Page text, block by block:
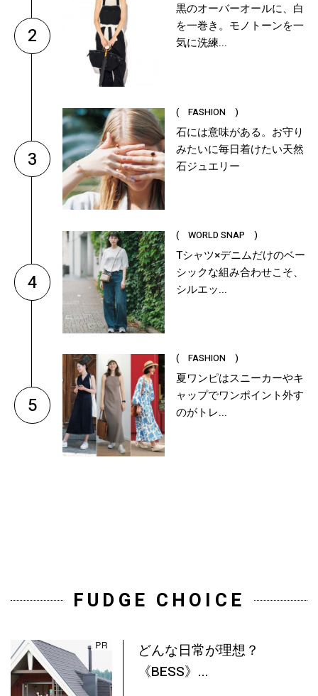
2
黒のオーバーオールに、白
を一巻き。モノトーンを一
気に洗練...
3
( FASHION )
石には意味がある。お守り
みたいに毎日着けたい天然
石ジュエリー
4
( WORLD SNAP )
Tシャツ×デニムだけのベー
シックな組み合わせこそ、
シルエッ...
5
( FASHION )
夏ワンピはスニーカーやキ
ャップでワンポイント外す
のがトレ...
FUDGE CHOICE
どんな日常が理想？
《BESS》...